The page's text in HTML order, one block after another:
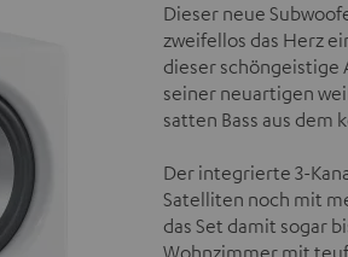
Dieser neue
zweifellos das Herz
dieser schöngeistige
seiner neuartigen
satten Bass aus dem
Der integrierte 3-
Satelliten noch mit
das Set damit sogar